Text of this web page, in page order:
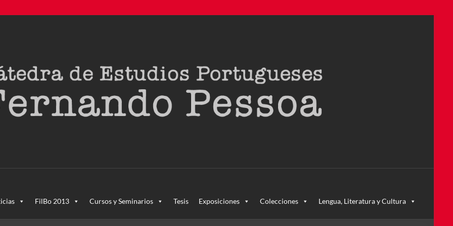
FilBo 2013 Cursos y Seminarios Tesis Exposiciones Colecciones Lengua, Literatura y Cultura